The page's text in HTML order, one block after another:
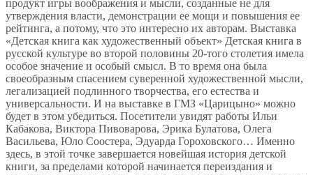
продукт игры воображения и мысли, созданные не для
утверждения власти, демонстрации ее мощи и повышения ее
рейтинга, а потому, что это интересно их авторам. Выставка
«Детская книга как художественный объект» Детская книга в
русской культуре во второй половины 20-того столетия имела
особое значение и особый смысл. В то время она была
своеобразным спасением суверенной художественной мысли,
легализацией подлинного творчества, его естества и
универсальности. И на выставке в ГМЗ «Царицыно» можно
будет в этом убедиться. Посетители увидят работы Ильи
Кабакова, Виктора Пивоварова, Эрика Булатова, Олега
Васильева, Юло Соостера, Эдуарда Гороховского… Именно
здесь, в этой точке завершается новейшая история детской
книги, за пределами которой начинается переиздания и